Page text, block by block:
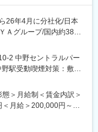
ゲットとして、導入拡
熟度に応じて参加可能
後の半休制度もあるた
対応であり、メリハリ
26年4月に分社化/日本
Ａグループ/国内約380
2 中野セントラルパー
駅受動喫煙対策：敷地
＞月給制＜賃金内訳＞
月給＞200,000円～